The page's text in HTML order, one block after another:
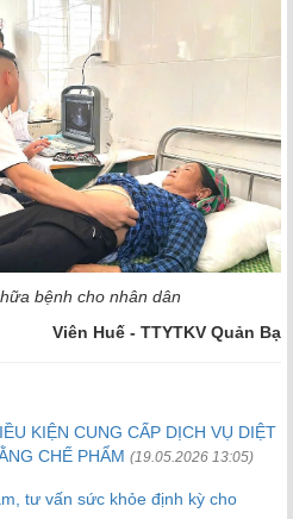
bệnh cho nhân dân
Viên Huế - TTYTKV Quản Bạ
KIỆN CUNG CẤP DỊCH VỤ DIỆT
CHẾ PHẨM (19.05.2026 13:05)
tư vấn sức khỏe định kỳ cho